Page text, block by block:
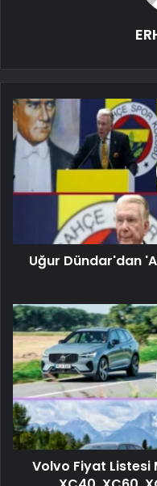
Uğur Dündar'dan
Volvo Fiyat Listesi